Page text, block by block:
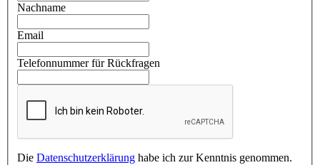
Nachname
Email
Telefonnummer für Rückfragen
Die Datenschutzerklärung habe ich zur Kenntnis genommen.